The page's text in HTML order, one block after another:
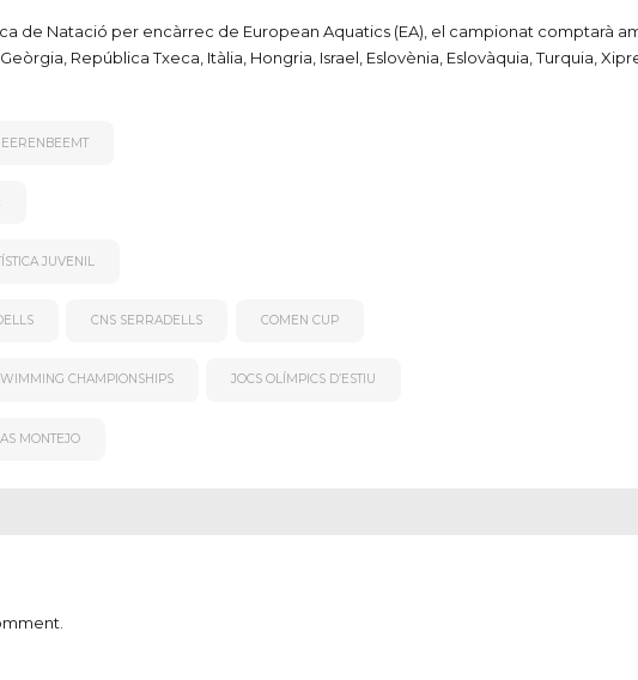
de Natació per encàrrec de European Aquatics (EA), el campionat comptarà
República Txeca, Itàlia, Hongria, Israel, Eslovènia, Eslovàquia, Turquia,
JUVENIL
CNS SERRADELLS COMEN CUP
CHAMPIONSHIPS JOCS OLÍMPICS D’ESTIU
MONTEJO